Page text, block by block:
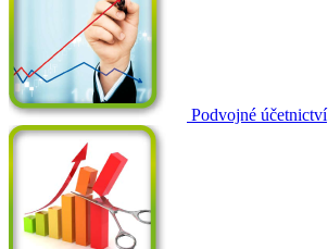
Podvojné účetnictví